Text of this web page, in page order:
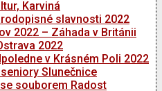
Karviná
slavnosti 2022
2022 – Záhada v Británii
2022
v Krásném Poli 2022
Slunečnice
souborem Radost